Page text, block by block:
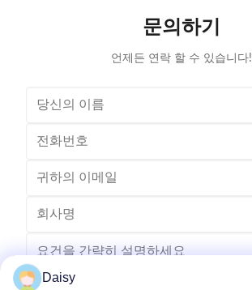
after expending. (1)
문의하기
언제든 연락 할 수 있습니다!
Daisy